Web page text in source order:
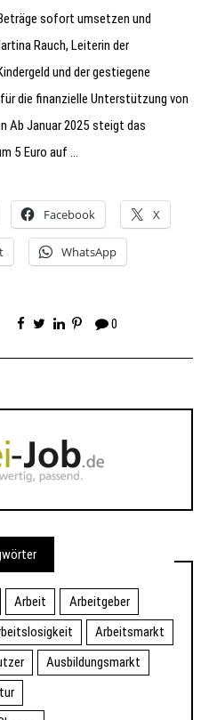
sofort umsetzen und
Rauch, Leiterin der
und der gestiegene
die finanzielle Unterstützung von
Ab Januar 2025 steigt das
5 Euro auf …
Facebook X
WhatsApp
0
Arbeit
Arbeitgeber
Arbeitsmarkt
Ausbildungsmarkt